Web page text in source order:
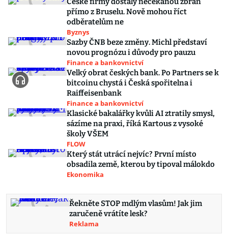
přímo z Bruselu. Nově mohou říct
odběratelům ne
Byznys
Sazby ČNB beze změny. Michl představí
novou prognózu i důvody pro pauzu
Finance a bankovnictví
Velký obrat českých bank. Po Partners se k
bitcoinu chystá i Česká spořitelna i
Raiffeisenbank
Finance a bankovnictví
Klasické bakalářky kvůli AI ztratily smysl,
sázíme na praxi, říká Kartous z vysoké
školy VŠEM
FLOW
Který stát utrácí nejvíc? První místo
obsadila země, kterou by tipoval málokdo
Ekonomika
Řekněte STOP mdlým vlasům! Jak jim
zaručeně vrátíte lesk?
Reklama